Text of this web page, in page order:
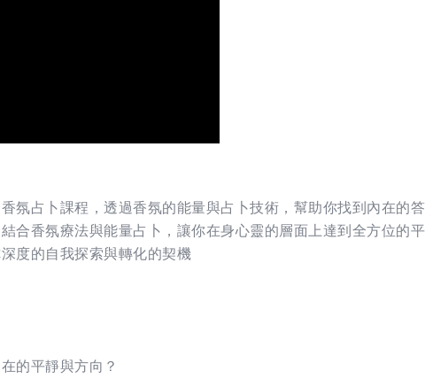
氛占卜課程，透過香氛的能量與占卜技術，幫助你找到內在的答
合香氛療法與能量占卜，讓你在身心靈的層面上達到全方位的
度的自我探索與轉化的契機
的平靜與方向？